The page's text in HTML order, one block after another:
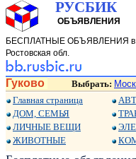
РУСБИК
ОБЪЯВЛЕНИЯ
БЕСПЛАТНЫЕ ОБЪЯВЛЕНИЯ в
Ростовская обл.
Гуково Выбрать:
Главная страница
ДОМ, СЕМЬЯ
ЛИЧНЫЕ ВЕЩИ
ЖИВОТНЫЕ